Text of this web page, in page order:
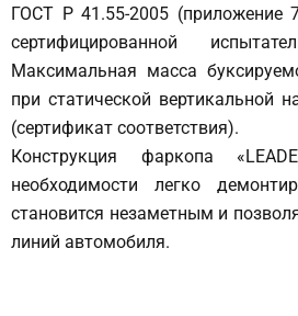
ГОСТ Р 41.55-2005 (приложение
сертифицированной
Максимальная масса
при статической вертикальной
(сертификат соответствия).
Конструкция фаркопа
необходимости легко
становится незаметным и
линий автомобиля.